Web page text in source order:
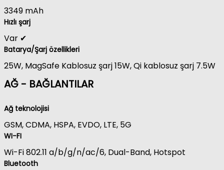
3349 mAh
Hızlı şarj
Var ✔
Batarya/Şarj özellikleri
25W, MagSafe Kablosuz şarj 15W, Qi kablosuz şarj 7.5W
AĞ - BAĞLANTILAR
Ağ teknolojisi
GSM, CDMA, HSPA, EVDO, LTE, 5G
WI-FI
Wi-Fi 802.11 a/b/g/n/ac/6, Dual-Band, Hotspot
Bluetooth